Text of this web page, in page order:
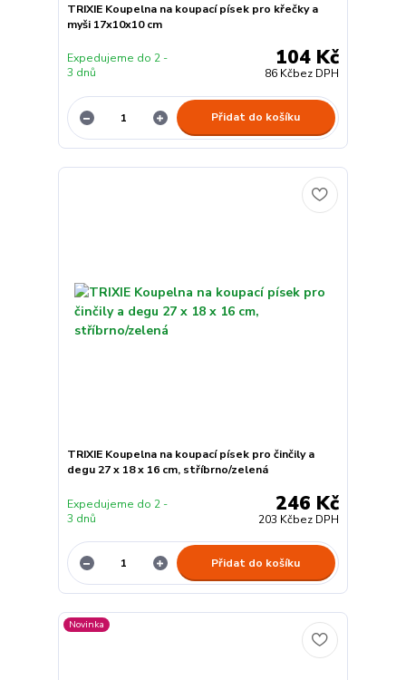
TRIXIE Koupelna na koupací písek pro křečky a
myši 17x10x10 cm
104 Kč
86 Kčbez DPH
Expedujeme do 2 -
3 dnů
Přidat do košíku
TRIXIE Koupelna na koupací písek pro činčily a
degu 27 x 18 x 16 cm, stříbrno/zelená
246 Kč
203 Kčbez DPH
Expedujeme do 2 -
3 dnů
Přidat do košíku
Novinka